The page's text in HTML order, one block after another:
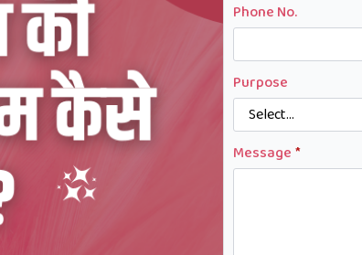
Phone No.
Purpose
Message *